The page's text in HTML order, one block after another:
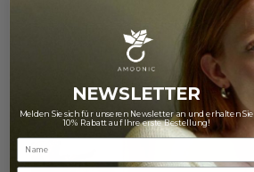
NEWSLETTER
Melden Sie sich für unseren Newsletter an und erhalten Sie
10% Rabatt auf Ihre erste Bestellung!